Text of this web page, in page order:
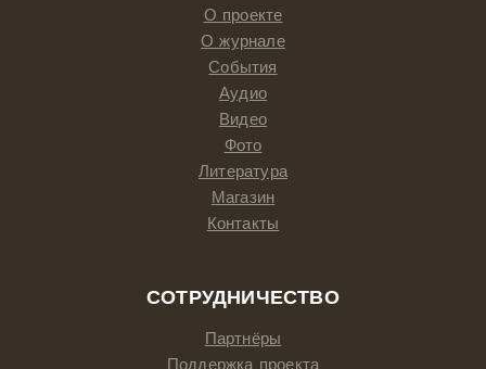
О проекте
О журнале
События
Аудио
Видео
Фото
Литература
Магазин
Контакты
СОТРУДНИЧЕСТВО
Партнёры
Поддержка проекта